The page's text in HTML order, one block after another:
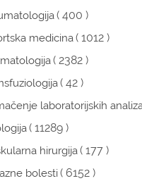
( 400 )
medicina( 1012 )
( 2382 )
( 42 )
laboratorijskih
( 11289 )
hirurgija( 177 )
bolesti( 6152 )